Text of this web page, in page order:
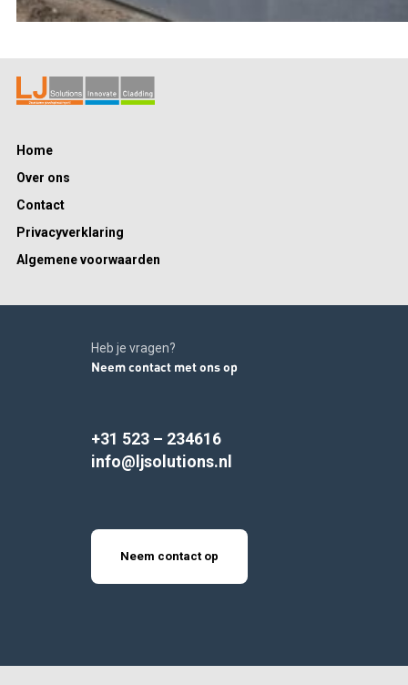
Home
Over ons
Contact
Privacyverklaring
Algemene voorwaarden
Heb je vragen?
Neem contact met ons op
+31 523 – 234616
info@ljsolutions.nl
Neem contact op